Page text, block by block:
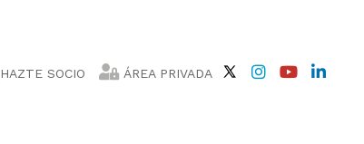
HAZTE SOCIO ÁREA PRIVADA